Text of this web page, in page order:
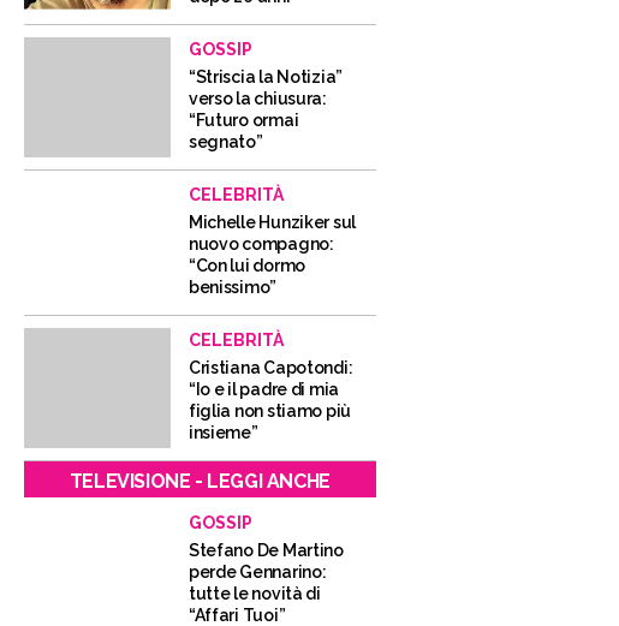
GOSSIP
“Striscia la Notizia”
verso la chiusura:
“Futuro ormai
segnato”
CELEBRITÀ
Michelle Hunziker sul
nuovo compagno:
“Con lui dormo
benissimo”
CELEBRITÀ
Cristiana Capotondi:
“Io e il padre di mia
figlia non stiamo più
insieme”
TELEVISIONE - LEGGI ANCHE
GOSSIP
Stefano De Martino
perde Gennarino:
tutte le novità di
“Affari Tuoi”